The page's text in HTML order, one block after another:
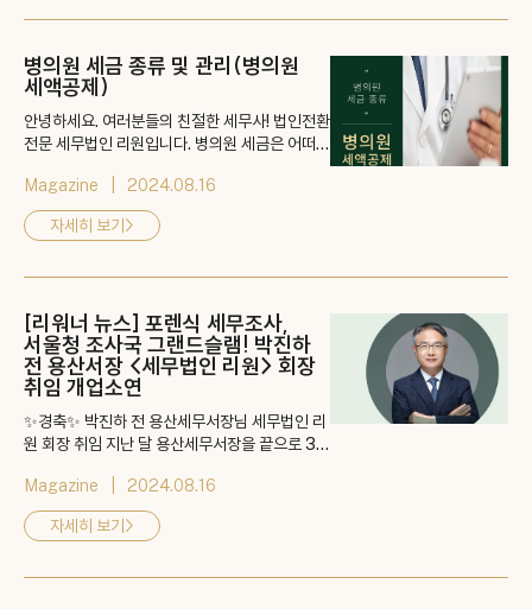
병의원 세금 종류 및 관리(병의원
세액공제)
안녕하세요. 여러분들의 친절한 세무사! 법인전환
전문 세무법인 리원입니다. 병의원 세금은 어떠한
서 전문 세무법인에 빠짐없이 관리 받으셔야 합니
다. 👉 게시물 바로가기: https://blog.naver.c
om/kimhyun0122/223506476079
Magazine 2024.08.16
자세히 보기>
[리워너 뉴스] 포렌식 세무조사,
서울청 조사국 그랜드슬램! 박진하
전 용산서장 <세무법인 리원> 회장
취임 개업소연
✨경축✨ 박진하 전 용산세무서장님 세무법인 리
원 회장 취임 지난 달 용산세무서장을 끝으로 36
원과 함께 하시게 되었습니다. 👉 게시물 바로가
기: https://blog.naver.com/kimhyun0122/
223500954230
Magazine 2024.08.16
자세히 보기>